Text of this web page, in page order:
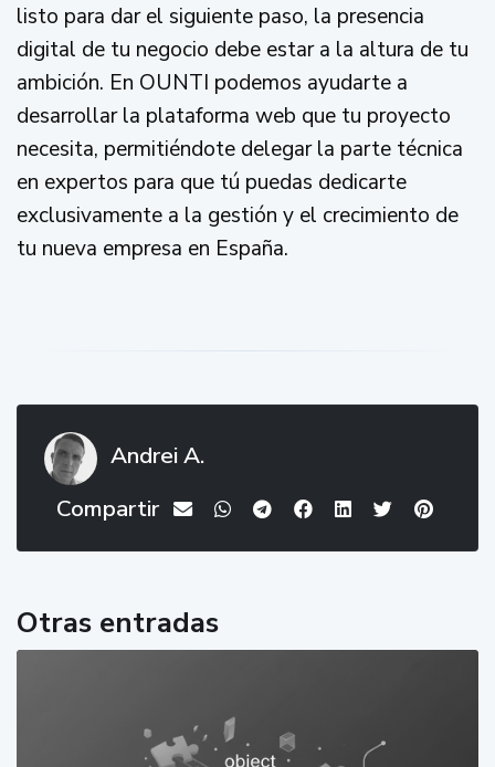
listo para dar el siguiente paso, la presencia
digital de tu negocio debe estar a la altura de tu
ambición. En OUNTI podemos ayudarte a
desarrollar la plataforma web que tu proyecto
necesita, permitiéndote delegar la parte técnica
en expertos para que tú puedas dedicarte
exclusivamente a la gestión y el crecimiento de
tu nueva empresa en España.
Andrei A.
Compartir
Otras entradas